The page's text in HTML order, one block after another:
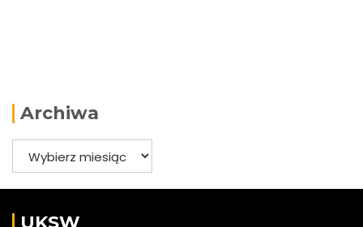
Archiwa
Archiwa